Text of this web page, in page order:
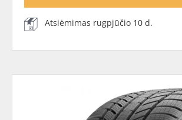
Atsiėmimas rugpjūčio 10 d.